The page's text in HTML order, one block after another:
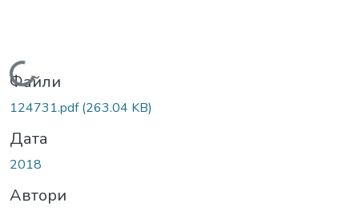
Вантажиться...
Файли
124731.pdf(263.04 KB)
Дата
2018
Автори